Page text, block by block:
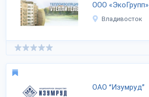
ООО «ЭкоГрупп»
Владивосток
ОАО “Изумруд”